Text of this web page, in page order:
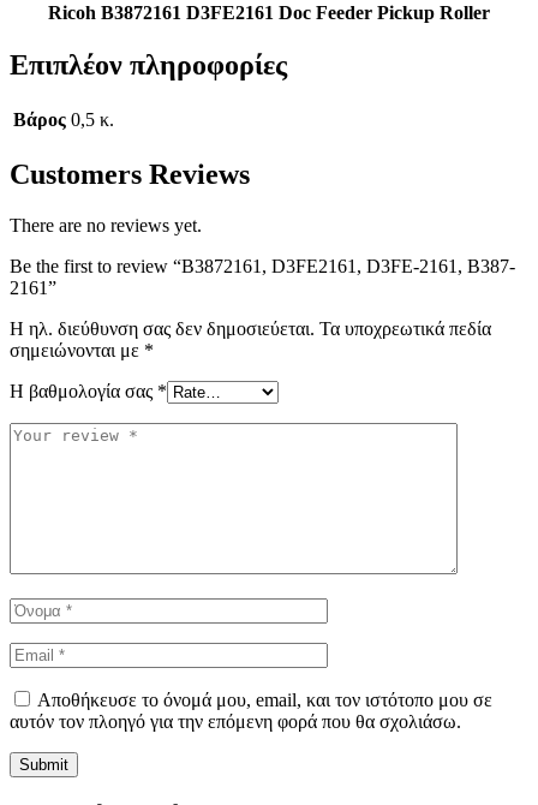
Ricoh B3872161 D3FE2161 Doc Feeder Pickup Roller
Επιπλέον πληροφορίες
Βάρος 0,5 κ.
Customers Reviews
There are no reviews yet.
Be the first to review “B3872161, D3FE2161, D3FE-2161, B387-
2161”
Η ηλ. διεύθυνση σας δεν δημοσιεύεται. Τα υποχρεωτικά πεδία
σημειώνονται με *
Η βαθμολογία σας *
Αποθήκευσε το όνομά μου, email, και τον ιστότοπο μου σε
αυτόν τον πλοηγό για την επόμενη φορά που θα σχολιάσω.